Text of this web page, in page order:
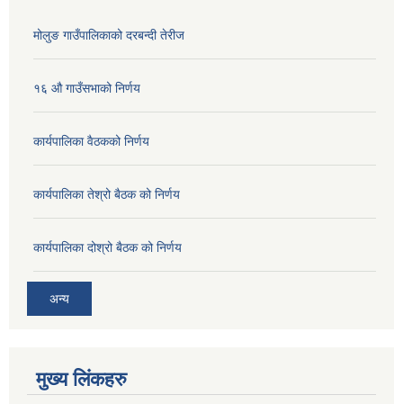
मोलुङ गाउँपालिकाको दरबन्दी तेरीज
१६ औ गाउँसभाको निर्णय
कार्यपालिका वैठकको निर्णय
कार्यपालिका तेश्रो बैठक को निर्णय
कार्यपालिका दोश्रो बैठक को निर्णय
अन्य
मुख्य लिंकहरु